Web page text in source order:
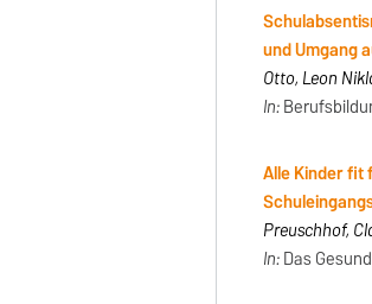
und Umgang
Otto, Leon
In:
Alle Kinder fit
Preuschhof,
In:Das